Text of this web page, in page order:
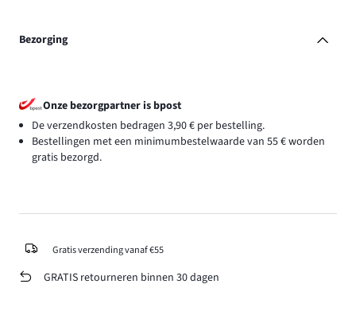
Bezorging
Onze bezorgpartner is bpost
De verzendkosten bedragen 3,90 € per bestelling.
Bestellingen met een minimumbestelwaarde van 55 € worden
gratis bezorgd.
Gratis verzending vanaf €55
GRATIS retourneren binnen 30 dagen